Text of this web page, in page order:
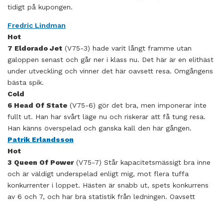
tidigt på kupongen.
Fredric Lindman
Hot
7 Eldorado Jet (V75-3) hade varit långt framme utan
galoppen senast och går ner i klass nu. Det här är en elithäst
under utveckling och vinner det här oavsett resa. Omgångens
bästa spik.
Cold
6 Head Of State (V75-6) gör det bra, men imponerar inte
fullt ut. Han har svårt läge nu och riskerar att få tung resa.
Han känns överspelad och ganska kall den här gången.
Patrik Erlandsson
Hot
3 Queen Of Power(V75-7) Står kapacitetsmässigt bra inne
och är väldigt underspelad enligt mig, mot flera tuffa
konkurrenter i loppet. Hästen är snabb ut, spets konkurrens
av 6 och 7, och har bra statistik från ledningen. Oavsett